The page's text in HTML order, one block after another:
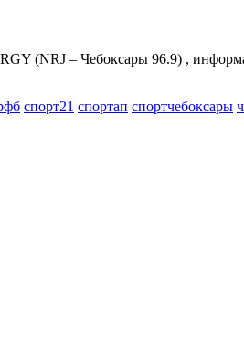
(NRJ – Чебоксары 96.9) ,
спорт21 спортап спортчебоксары